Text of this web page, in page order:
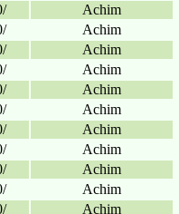
Achim
Achim
Achim
Achim
Achim
Achim
Achim
Achim
Achim
Achim
Achim